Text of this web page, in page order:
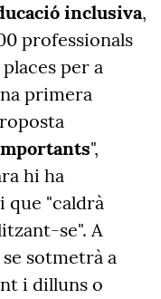
inclusiva,
professionals
per a
primera
",
hi ha
que "caldrà
se". A
sotmetrà a
i dilluns o